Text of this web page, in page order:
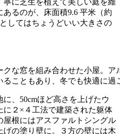
るのが、床面積9.6 平米（約
してはちょうどいい大きさの
な窓を組み合わせた小屋。
こともあり、冬でも快適に過
、50cmほど高さを上げたウ
に２×４工法で建築された躯体
屋根にはアスファルトシングル
の塗り壁に。３方の壁には木